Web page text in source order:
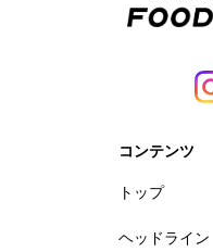
コンテンツ
トップ
ヘッドライン